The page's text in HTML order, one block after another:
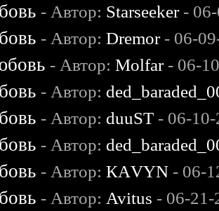
- Автор: Starseeker- 06-
- Автор:Dremor- 06-
- Автор:Molfar- 06-
- Автор:
- Автор: duuST - 06-
- Автор:
- Автор:КАVYN - 06-
- Автор: Avitus - 06-